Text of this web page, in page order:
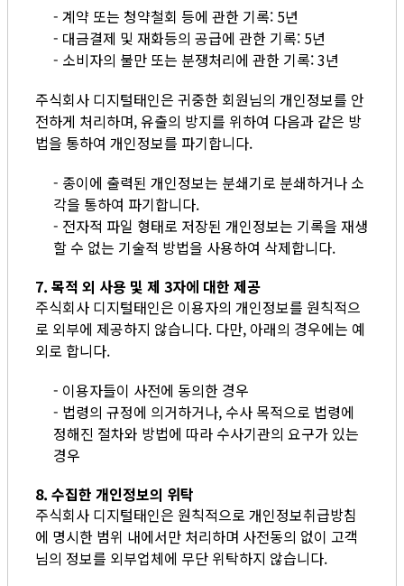
- 계약 또는 청약철회 등에 관한 기록: 5년
- 대금결제 및 재화등의 공급에 관한 기록: 5년
- 소비자의 불만 또는 분쟁처리에 관한 기록: 3년
주식회사 디지털태인은 귀중한 회원님의 개인정보를 안
전하게 처리하며, 유출의 방지를 위하여 다음과 같은 방
법을 통하여 개인정보를 파기합니다.
- 종이에 출력된 개인정보는 분쇄기로 분쇄하거나 소
각을 통하여 파기합니다.
- 전자적 파일 형태로 저장된 개인정보는 기록을 재생
할 수 없는 기술적 방법을 사용하여 삭제합니다.
7. 목적 외 사용 및 제 3자에 대한 제공
주식회사 디지털태인은 이용자의 개인정보를 원칙적으
로 외부에 제공하지 않습니다. 다만, 아래의 경우에는 예
외로 합니다.
- 이용자들이 사전에 동의한 경우
- 법령의 규정에 의거하거나, 수사 목적으로 법령에
정해진 절차와 방법에 따라 수사기관의 요구가 있는
경우
8. 수집한 개인정보의 위탁
주식회사 디지털태인은 원칙적으로 개인정보취급방침
에 명시한 범위 내에서만 처리하며 사전동의 없이 고객
님의 정보를 외부업체에 무단 위탁하지 않습니다.